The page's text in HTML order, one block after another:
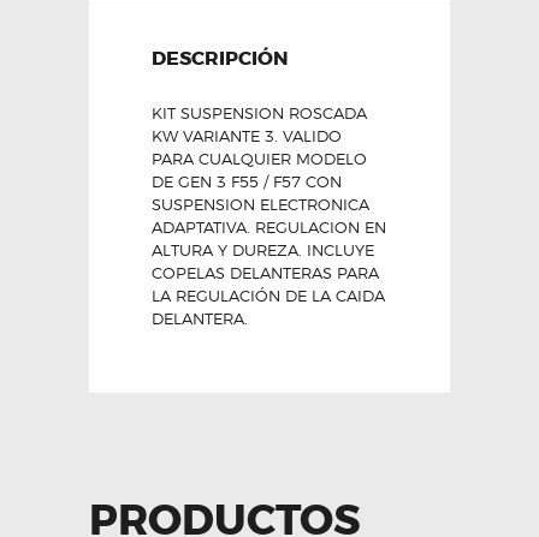
DESCRIPCIÓN
KIT SUSPENSION ROSCADA
KW VARIANTE 3. VALIDO
PARA CUALQUIER MODELO
DE GEN 3 F55 / F57 CON
SUSPENSION ELECTRONICA
ADAPTATIVA. REGULACION EN
ALTURA Y DUREZA. INCLUYE
COPELAS DELANTERAS PARA
LA REGULACIÓN DE LA CAIDA
DELANTERA.
PRODUCTOS